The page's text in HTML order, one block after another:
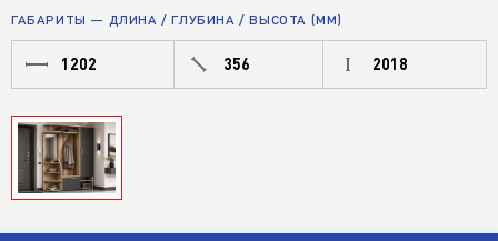
ГАБАРИТЫ — ДЛИНА / ГЛУБИНА / ВЫСОТА (ММ)
1202 356 2018